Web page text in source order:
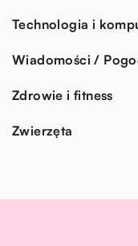
Technologia i
Wiadomości /
Zdrowie i fitness
Zwierzęta